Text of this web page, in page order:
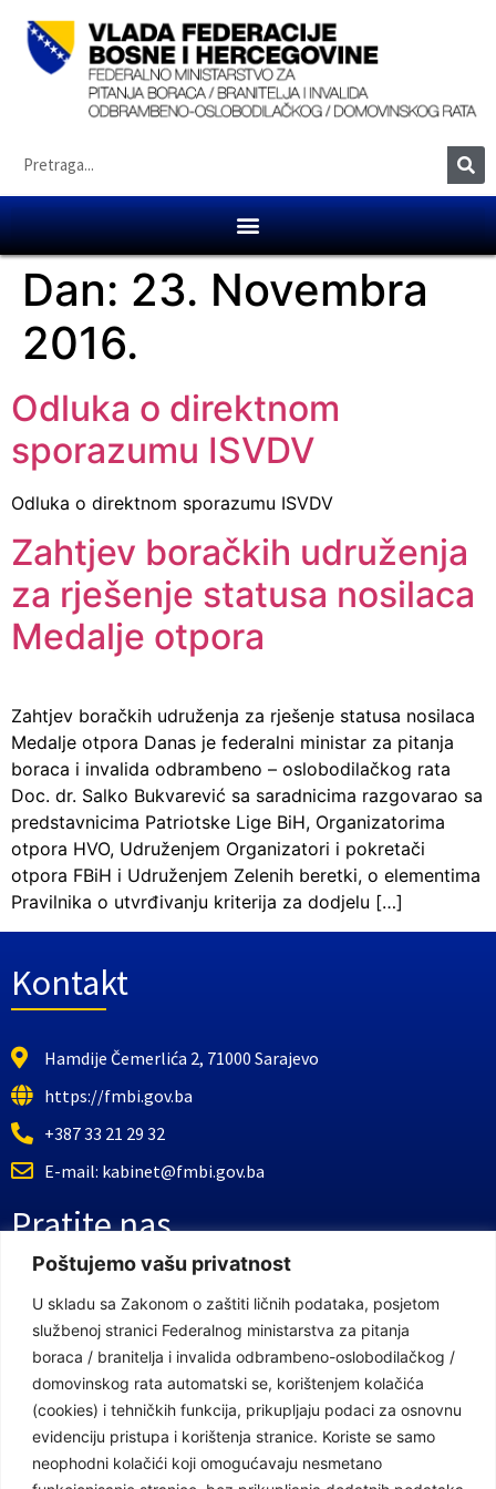
Poštujemo vašu privatnost
U skladu sa Zakonom o zaštiti ličnih podataka, posjetom
službenoj stranici Federalnog ministarstva za pitanja
boraca / branitelja i invalida odbrambeno-oslobodilačkog /
domovinskog rata automatski se, korištenjem kolačića
(cookies) i tehničkih funkcija, prikupljaju podaci za osnovnu
evidenciju pristupa i korištenja stranice. Koriste se samo
neophodni kolačići koji omogućavaju nesmetano
Dan: 23. Novembra
2016.
Odluka o direktnom
sporazumu ISVDV
Odluka o direktnom sporazumu ISVDV
Zahtjev boračkih udruženja
za rješenje statusa nosilaca
Medalje otpora
Zahtjev boračkih udruženja za rješenje statusa nosilaca
Medalje otpora Danas je federalni ministar za pitanja
boraca i invalida odbrambeno – oslobodilačkog rata
Doc. dr. Salko Bukvarević sa saradnicima razgovarao sa
predstavnicima Patriotske Lige BiH, Organizatorima
otpora HVO, Udruženjem Organizatori i pokretači
otpora FBiH i Udruženjem Zelenih beretki, o elementima
Pravilnika o utvrđivanju kriterija za dodjelu […]
Kontakt
Hamdije Čemerlića 2, 71000 Sarajevo
https://fmbi.gov.ba
+387 33 21 29 32
E-mail: kabinet@fmbi.gov.ba
Pratite nas
Facebook Stranica
Youtube Kanal
Linkovi
Vlada Federacije Bosne i Hercegovine